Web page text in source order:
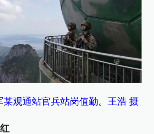
某观通站官兵站岗值勤。王浩 摄